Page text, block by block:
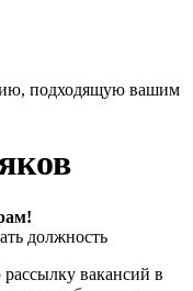
подходящую вашим
должность
вакансий в